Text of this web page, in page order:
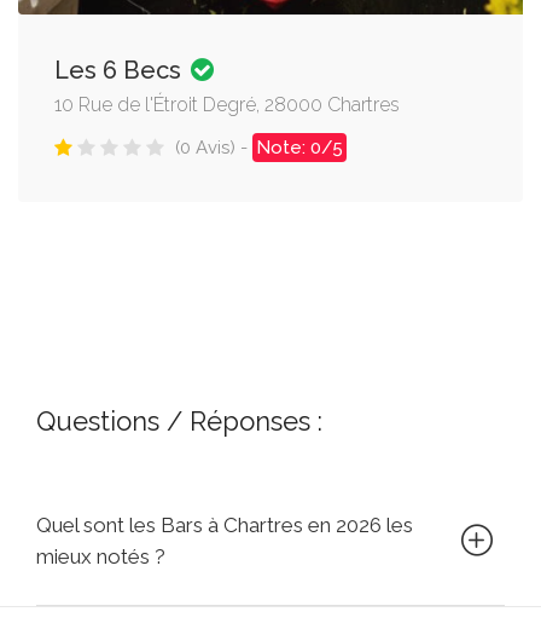
Les 6 Becs
10 Rue de l'Étroit Degré, 28000 Chartres
(0 Avis) - Note: 0/5
Questions / Réponses :
Quel sont les Bars à Chartres en 2026 les
mieux notés ?